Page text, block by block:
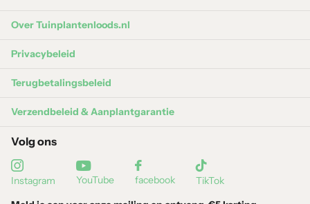
Over Tuinplantenloods.nl
Privacybeleid
Terugbetalingsbeleid
Verzendbeleid & Aanplantgarantie
Volg ons
Instagram YouTube facebook
TikTok